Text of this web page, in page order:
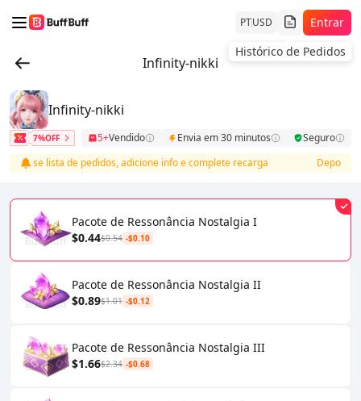
PTUSD
Histórico de Pedidos
Entrar
Infinity-nikki
Infinity-nikki
7%OFF 5+Vendido Envia em 30 minutos
Seguro
acesse lista de pedidos, adicione info e complete recarga
Depois
Pacote de Ressonância Nostalgia I
$0.44$0.54 -$0.10
Pacote de Ressonância Nostalgia II
$0.89$1.01 -$0.12
Pacote de Ressonância Nostalgia III
$1.66$2.34 -$0.68